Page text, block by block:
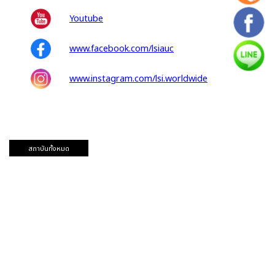
Youtube
www.facebook.com/lsiauc
www.instagram.com/lsi.worldwide
สถาบันทั้งหมด